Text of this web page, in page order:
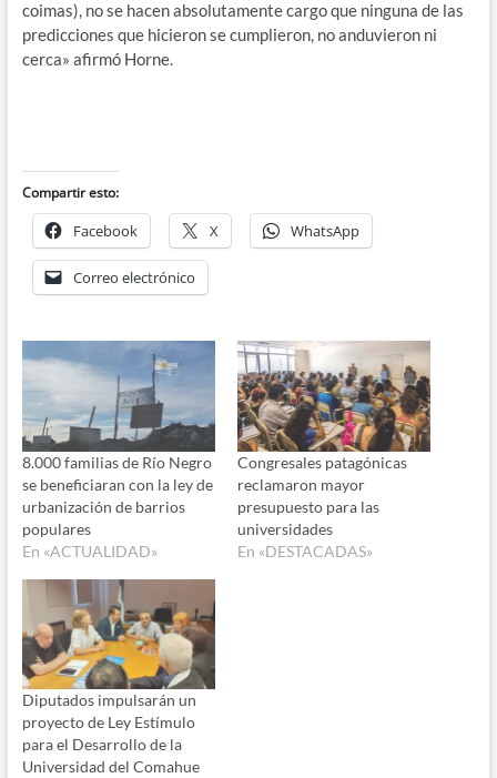
coimas), no se hacen absolutamente cargo que ninguna de las
predicciones que hicieron se cumplieron, no anduvieron ni
cerca» afirmó Horne.
Compartir esto:
Facebook X WhatsApp
Correo electrónico
8.000 familias de Río Negro
se beneficiaran con la ley de
urbanización de barrios
populares
En «ACTUALIDAD»
Congresales patagónicas
reclamaron mayor
presupuesto para las
universidades
En «DESTACADAS»
Diputados impulsarán un
proyecto de Ley Estímulo
para el Desarrollo de la
Universidad del Comahue